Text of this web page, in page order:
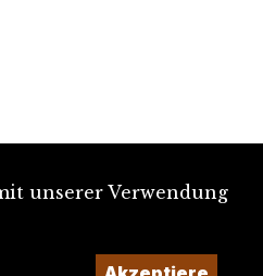
unserer Verwendung